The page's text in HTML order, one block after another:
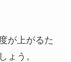
が上がるた
ょう。